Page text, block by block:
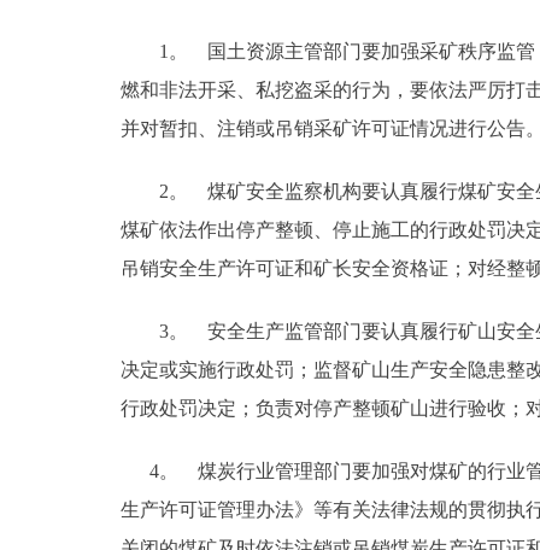
1。 国土资源主管部门要加强采矿秩序监管，
燃和非法开采、私挖盗采的行为，要依法严厉打
并对暂扣、注销或吊销采矿许可证情况进行公告
2。 煤矿安全监察机构要认真履行煤矿安全生
煤矿依法作出停产整顿、停止施工的行政处罚决
吊销安全生产许可证和矿长安全资格证；对经整
3。 安全生产监管部门要认真履行矿山安全生
决定或实施行政处罚；监督矿山生产安全隐患整
行政处罚决定；负责对停产整顿矿山进行验收
4。 煤炭行业管理部门要加强对煤矿的行业管
生产许可证管理办法》等有关法律法规的贯彻执